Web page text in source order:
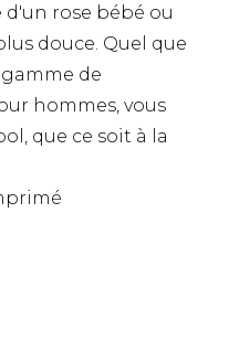
d'un rose bébé ou
douce. Quel que
de
hommes, vous
que ce soit à la